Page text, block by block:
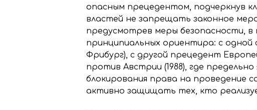
опасным прецедентом, подчеркнув
властей не запрещать законное
предусмотрев меры безопасности,
принципиальных ориентира: с одной
Фрибург), с другой прецедент
против Австрии (1988), где
блокирования права на проведение
активно защищать тех, кто